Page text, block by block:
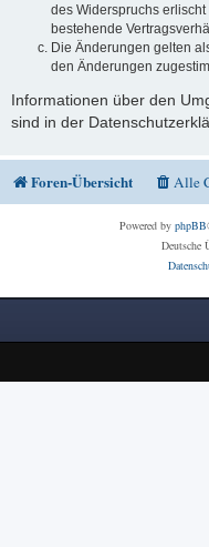
des Widerspruchs
bestehende
Die Änderungen gelten
den Änderungen
Informationen über den
sind in der
Foren-Übersicht Alle
Powered by phpBB
Deutsche